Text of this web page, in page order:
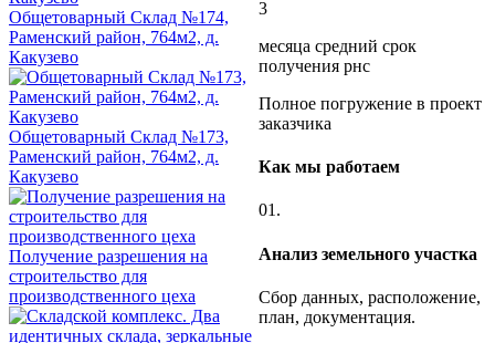
Общетоварный Склад №174,
Раменский район, 764м2, д.
Какузево
Общетоварный Склад №173,
Раменский район, 764м2, д.
Какузево
Получение разрешения на
строительство для
производственного цеха
3
месяца средний срок
получения рнс
Полное погружение в проект
заказчика
Как мы работаем
01.
Анализ земельного участка
Сбор данных, расположение,
план, документация.